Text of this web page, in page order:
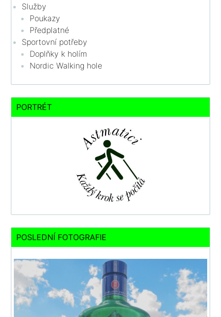
Služby
Poukazy
Předplatné
Sportovní potřeby
Doplňky k holím
Nordic Walking hole
PORTRÉT
POSLEDNÍ FOTOGRAFIE